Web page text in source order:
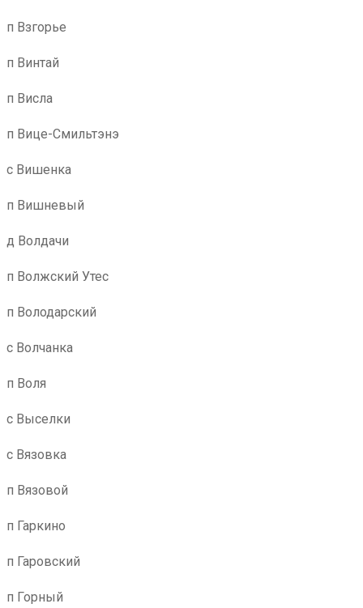
п Взгорье
п Винтай
п Висла
п Вице-Смильтэнэ
с Вишенка
п Вишневый
д Волдачи
п Волжский Утес
п Володарский
с Волчанка
п Воля
с Выселки
с Вязовка
п Вязовой
п Гаркино
п Гаровский
п Горный